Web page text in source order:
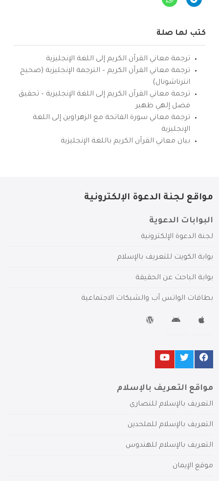
كتب لها صلة
ترجمة معاني القرآن الكريم إلى اللغة الإنجليزية
ترجمة معاني القرآن الكريم – الترجمة الإنجليزية (صحيح
انترناشونال)
ترجمة معاني القرآن الكريم إلى اللغة الإنجليزية – تحقيق
فضل إلهي ظهير
ترجمة معاني سورة الفاتحة مع الزهراوين إلى اللغة
الإنجليزية
بيان معاني القرآن الكريم باللغة الإنجليزية
مواقع لجنة الدعوة الإلكترونية
البوابات الدعوية
لجنة الدعوة الإلكترونية
بوابة الكويت للتعريف بالإسلام
بوابة الباحث عن الحقيقة
بطاقات الواتس آب والشبكات الاجتماعية
مواقع التعريف بالإسلام
التعريف بالإسلام للنصارى
التعريف بالإسلام للملحدين
التعريف بالإسلام للهندوس
موقع الإيمان